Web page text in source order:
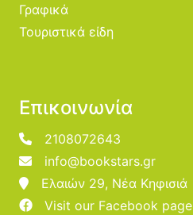
Γραφικά
Τουριστικά είδη
Επικοινωνία
2108072643
info@bookstars.gr
Ελαιών 29, Νέα Κηφισιά
Visit our Facebook page